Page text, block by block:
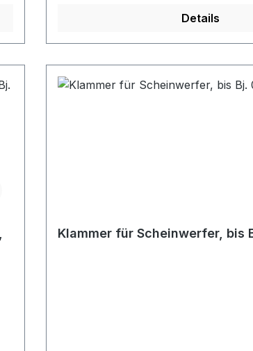
Details
Klammer für Scheinwerfer, bis